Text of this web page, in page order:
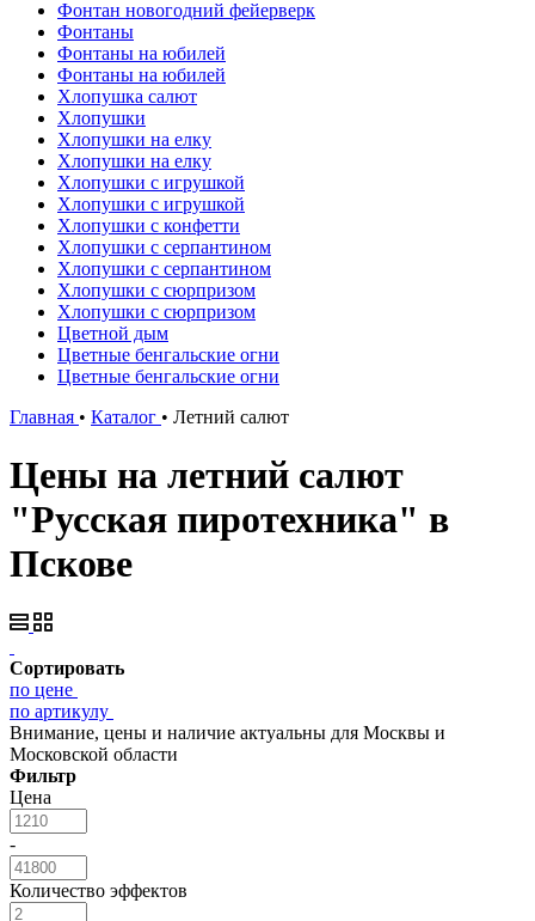
Фонтан новогодний фейерверк
Фонтаны
Фонтаны на юбилей
Фонтаны на юбилей
Хлопушка салют
Хлопушки
Хлопушки на елку
Хлопушки на елку
Хлопушки с игрушкой
Хлопушки с игрушкой
Хлопушки с конфетти
Хлопушки с серпантином
Хлопушки с серпантином
Хлопушки с сюрпризом
Хлопушки с сюрпризом
Цветной дым
Цветные бенгальские огни
Цветные бенгальские огни
Главная • Каталог • Летний салют
Цены на летний салют
"Русская пиротехника" в
Пскове
Сортировать
по цене
по артикулу
Внимание, цены и наличие актуальны для Москвы и
Московской области
Фильтр
Цена
-
Количество эффектов